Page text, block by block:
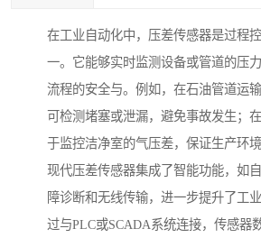
在工业自动化中，压差传感器是过程
一。它能够实时监测设备或管道的压
流程的安全与。例如，在石油管道运
可检测堵塞或泄漏，避免事故发生；
于监控洁净室的气压差，保证生产环境
现代压差传感器集成了智能功能，如
障诊断和无线传输，进一步提升了工
过与PLC或SCADA系统连接，传感器